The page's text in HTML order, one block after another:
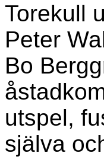
Torekull
Peter
Bo
utspel,
själva